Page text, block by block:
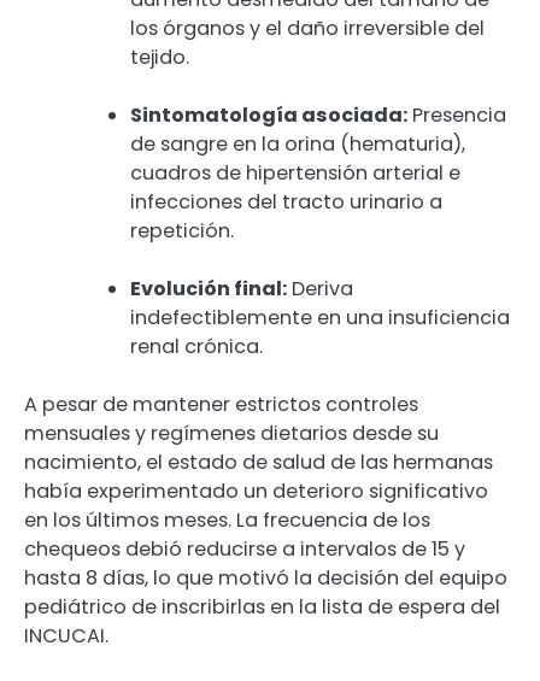
los órganos y el daño irreversible del
tejido.
Sintomatología asociada: Presencia
de sangre en la orina (hematuria),
cuadros de hipertensión arterial e
infecciones del tracto urinario a
repetición.
Evolución final: Deriva
indefectiblemente en una insuficiencia
renal crónica.
A pesar de mantener estrictos controles
mensuales y regímenes dietarios desde su
nacimiento, el estado de salud de las hermanas
había experimentado un deterioro significativo
en los últimos meses. La frecuencia de los
chequeos debió reducirse a intervalos de 15 y
hasta 8 días, lo que motivó la decisión del equipo
pediátrico de inscribirlas en la lista de espera del
INCUCAI.